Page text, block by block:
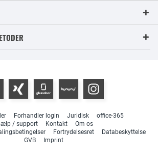
Forhandler login Juridisk
office-365
/ support
Kontakt
Om os
Fortrydelsesret
Databeskyttelse
GVB
Imprint